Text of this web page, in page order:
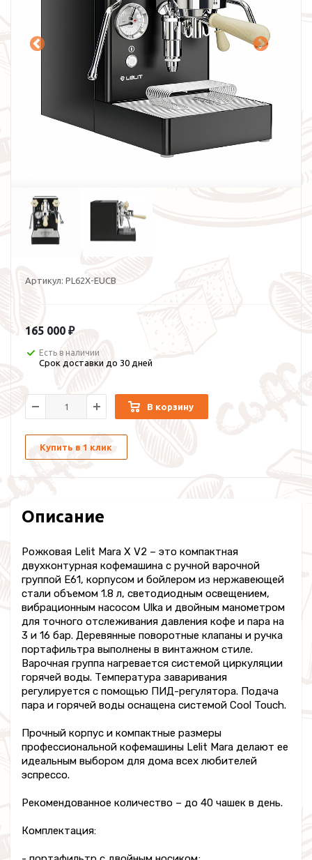
Артикул: PL62X-EUCB
165 000 ₽
Есть в наличии
Срок доставки до 30 дней
В корзину
Купить в 1 клик
Описание
Рожковая Lelit Mara X V2 – это компактная
двухконтурная кофемашина с ручной варочной
группой E61, корпусом и бойлером из нержавеющей
стали объемом 1.8 л, светодиодным освещением,
вибрационным насосом Ulka и двойным манометром
для точного отслеживания давления кофе и пара на
3 и 16 бар. Деревянные поворотные клапаны и ручка
портафильтра выполнены в винтажном стиле.
Варочная группа нагревается системой циркуляции
горячей воды. Температура заваривания
регулируется с помощью ПИД-регулятора. Подача
пара и горячей воды оснащена системой Cool Touch.
Прочный корпус и компактные размеры
профессиональной кофемашины Lelit Mara делают ее
идеальным выбором для дома всех любителей
эспрессо.
Рекомендованное количество – до 40 чашек в день.
Комплектация: